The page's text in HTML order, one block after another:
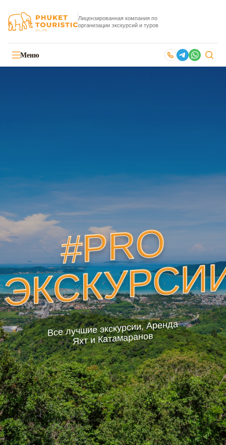
Лицензированная компания по
организации экскурсий и туров
Меню
#PRO
Все лучшие экскурсии, Аренда
Яхт и Катамаранов